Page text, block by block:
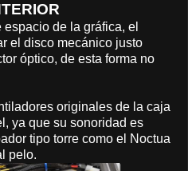
de la gráfica, el
el disco mecánico justo
óptico, de esta forma no
originales de la caja
ya que su sonoridad es
tipo torre como el Noctua
pelo.